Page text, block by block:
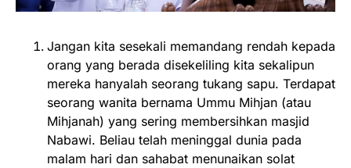
Jangan kita sesekali memandang rendah kepada
orang yang berada disekeliling kita sekalipun
mereka hanyalah seorang tukang sapu. Terdapat
seorang wanita bernama Ummu Mihjan (atau
Mihjanah) yang sering membersihkan masjid
Nabawi. Beliau telah meninggal dunia pada
malam hari dan sahabat menunaikan solat